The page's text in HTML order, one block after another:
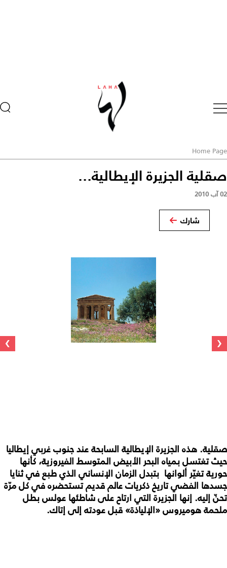
Home Page
صقلية الجزيرة الإيطالية...
02 آب 2010
شارك
‹
›
صقلية. هذه الجزيرة الإيطالية السابحة عند جنوب غربي إيطاليا
حيث تغتسل بمياه البحر الأبيض المتوسط الفيروزية، كأنها
حورية تغيّر ألوانها بتبدل الزمان الإنساني الذي طبع في ثنايا
جسدها الفضي تاريخ ذكريات عالم قديم تستحضره في كل مرّة
تحنّ إليه. إنها الجزيرة التي ارتاح على شاطئها عولس بطل
ملحمة هوميروس «الإلياذة» قبل عودته إلى إتاك.